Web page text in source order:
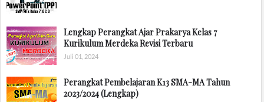
Lengkap Perangkat Ajar Prakarya Kelas 7
Kurikulum Merdeka Revisi Terbaru
Juli 01, 2024
Perangkat Pembelajaran K13 SMA-MA Tahun
2023/2024 (Lengkap)